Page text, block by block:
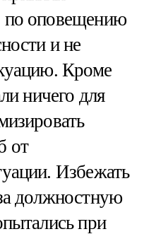
по оповещению
и не
Кроме
ничего для
от
Избежать
должностную
при